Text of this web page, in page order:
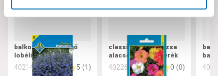
balkon virág csüngő
lobélia kék
402142 5 (1)
classic porcsinrózsa
alacsony színkeverék
402260 0 (0)